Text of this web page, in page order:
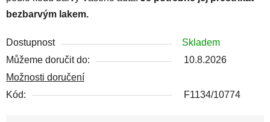
bezbarvým lakem.
Dostupnost
Skladem
Můžeme doručit do:
10.8.2026
Možnosti doručení
Kód:
F1134/10774